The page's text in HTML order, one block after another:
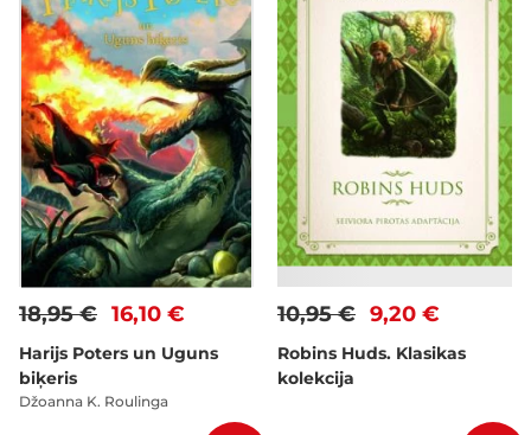
16,10 €
18,95 €
Harijs Poters un Uguns
biķeris
Džoanna K. Roulinga
9,20 €
10,95 €
Robins Huds. Klasikas
kolekcija